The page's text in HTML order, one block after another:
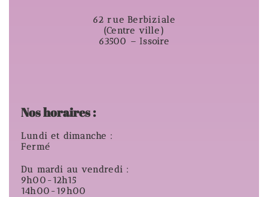
62 rue Berbiziale
(Centre ville)
63500 – Issoire
Nos horaires :
Lundi et dimanche :
Fermé
Du mardi au vendredi :
9h00-12h15
14h00-19h00